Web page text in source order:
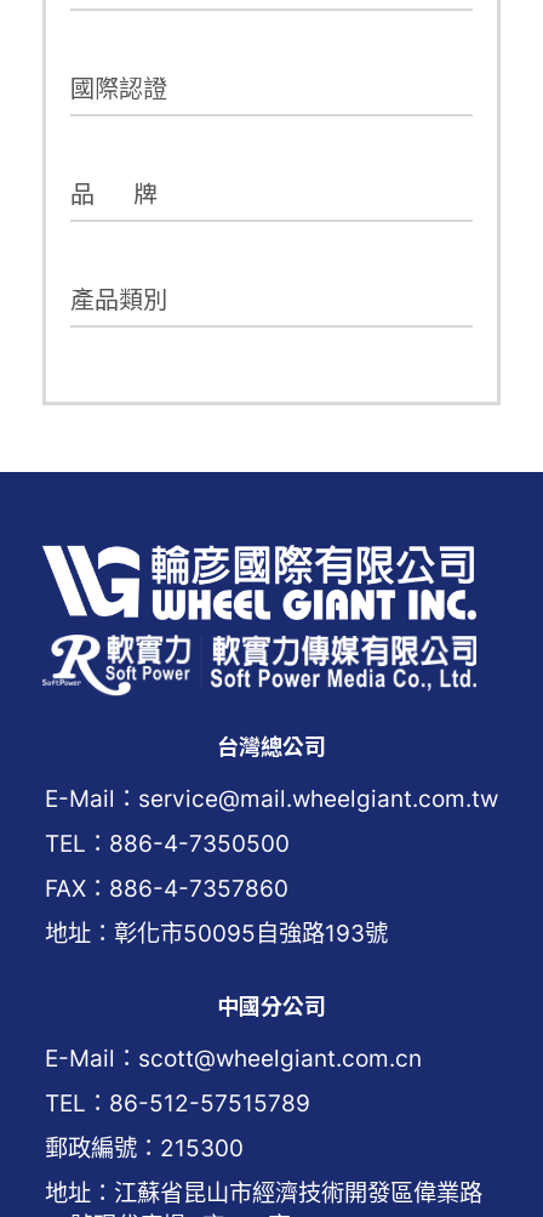
國際認證
品 牌
產品類別
台灣總公司
E-Mail：service@mail.wheelgiant.com.tw
TEL：886-4-7350500
FAX：886-4-7357860
地址：彰化市50095自強路193號
中國分公司
E-Mail：scott@wheelgiant.com.cn
TEL：86-512-57515789
郵政編號：215300
地址：江蘇省昆山市經濟技術開發區偉業路